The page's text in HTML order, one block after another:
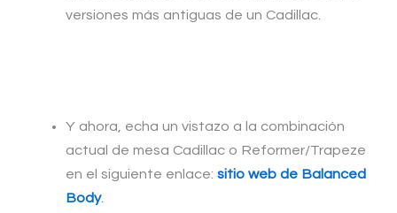
versiones más antiguas de un Cadillac.
Y ahora, echa un vistazo a la combinación
actual de mesa Cadillac o Reformer/Trapeze
en el siguiente enlace: sitio web de Balanced
Body.